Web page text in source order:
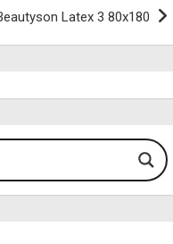
Latex 3 80х180